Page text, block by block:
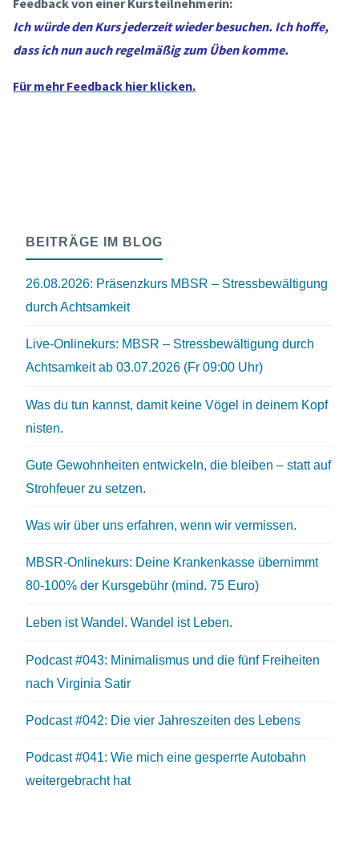
Ich würde den Kurs jederzeit wieder besuchen. Ich hoffe,
dass ich nun auch regelmäßig zum Üben komme.
Für mehr Feedback hier klicken.
BEITRÄGE IM BLOG
26.08.2026: Präsenzkurs MBSR – Stressbewältigung
durch Achtsamkeit
Live-Onlinekurs: MBSR – Stressbewältigung durch
Achtsamkeit ab 03.07.2026 (Fr 09:00 Uhr)
Was du tun kannst, damit keine Vögel in deinem Kopf
nisten.
Gute Gewohnheiten entwickeln, die bleiben – statt auf
Strohfeuer zu setzen.
Was wir über uns erfahren, wenn wir vermissen.
MBSR-Onlinekurs: Deine Krankenkasse übernimmt
80-100% der Kursgebühr (mind. 75 Euro)
Leben ist Wandel. Wandel ist Leben.
Podcast #043: Minimalismus und die fünf Freiheiten
nach Virginia Satir
Podcast #042: Die vier Jahreszeiten des Lebens
Podcast #041: Wie mich eine gesperrte Autobahn
weitergebracht hat